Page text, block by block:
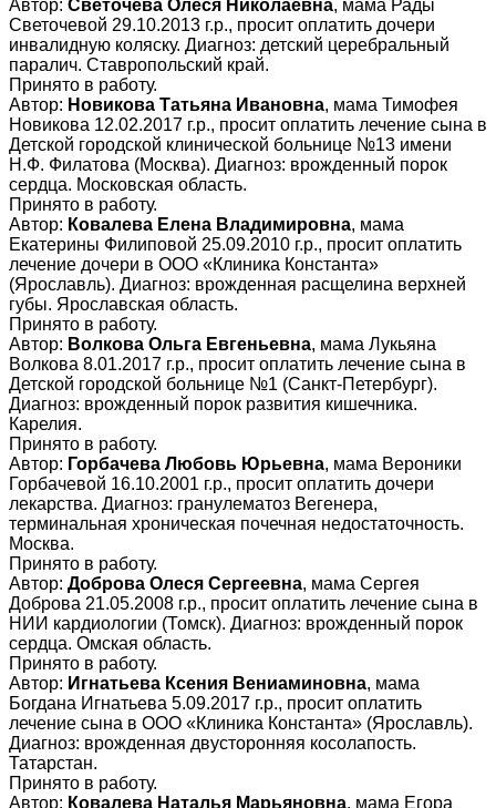
Автор: Светочева Олеся Николаевна, мама Рады
Светочевой 29.10.2013 г.р., просит оплатить дочери
инвалидную коляску. Диагноз: детский церебральный
паралич. Ставропольский край.
Принято в работу.
Автор: Новикова Татьяна Ивановна, мама Тимофея
Новикова 12.02.2017 г.р., просит оплатить лечение сына в
Детской городской клинической больнице №13 имени
Н.Ф. Филатова (Москва). Диагноз: врожденный порок
сердца. Московская область.
Принято в работу.
Автор: Ковалева Елена Владимировна, мама
Екатерины Филиповой 25.09.2010 г.р., просит оплатить
лечение дочери в ООО «Клиника Константа»
(Ярославль). Диагноз: врожденная расщелина верхней
губы. Ярославская область.
Принято в работу.
Автор: Волкова Ольга Евгеньевна, мама Лукьяна
Волкова 8.01.2017 г.р., просит оплатить лечение сына в
Детской городской больнице №1 (Санкт-Петербург).
Диагноз: врожденный порок развития кишечника.
Карелия.
Принято в работу.
Автор: Горбачева Любовь Юрьевна, мама Вероники
Горбачевой 16.10.2001 г.р., просит оплатить дочери
лекарства. Диагноз: гранулематоз Вегенера,
терминальная хроническая почечная недостаточность.
Москва.
Принято в работу.
Автор: Доброва Олеся Сергеевна, мама Сергея
Доброва 21.05.2008 г.р., просит оплатить лечение сына в
НИИ кардиологии (Томск). Диагноз: врожденный порок
сердца. Омская область.
Принято в работу.
Автор: Игнатьева Ксения Вениаминовна, мама
Богдана Игнатьева 5.09.2017 г.р., просит оплатить
лечение сына в ООО «Клиника Константа» (Ярославль).
Диагноз: врожденная двусторонняя косолапость.
Татарстан.
Принято в работу.
Автор: Ковалева Наталья Марьяновна, мама Егора